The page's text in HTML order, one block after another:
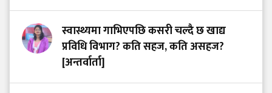
स्वास्थ्यमा गाभिएपछि कसरी चल्दै छ खाद्य
प्रविधि विभाग? कति सहज, कति असहज?
[अन्तर्वार्ता]